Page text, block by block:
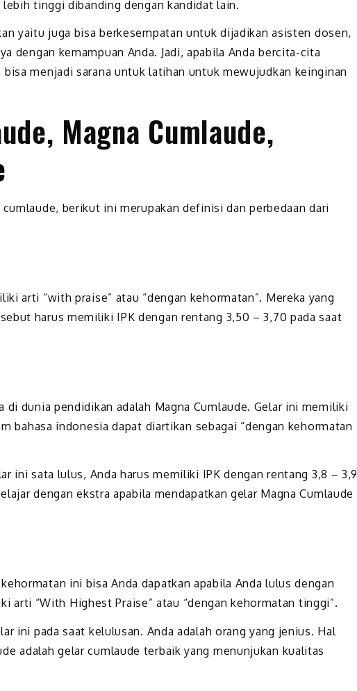
tinggi dibanding dengan kandidat lain.
yaitu juga bisa berkesempatan untuk dijadikan asisten dosen,
dengan kemampuan Anda. Jadi, apabila Anda bercita-cita
menjadi sarana untuk latihan untuk mewujudkan keinginan
Magna Cumlaude,
berikut ini merupakan definisi dan perbedaan dari
arti “with praise” atau “dengan kehormatan”. Mereka yang
harus memiliki IPK dengan rentang 3,50 – 3,70 pada saat
di dunia pendidikan adalah Magna Cumlaude. Gelar ini memiliki
bahasa indonesia dapat diartikan sebagai “dengan kehormatan
ini sata lulus, Anda harus memiliki IPK dengan rentang 3,8 – 3,9
dengan ekstra apabila mendapatkan gelar Magna Cumlaude
ini bisa Anda dapatkan apabila Anda lulus dengan
arti “With Highest Praise” atau “dengan kehormatan tinggi”.
ini pada saat kelulusan. Anda adalah orang yang jenius. Hal
adalah gelar cumlaude terbaik yang menunjukan kualitas